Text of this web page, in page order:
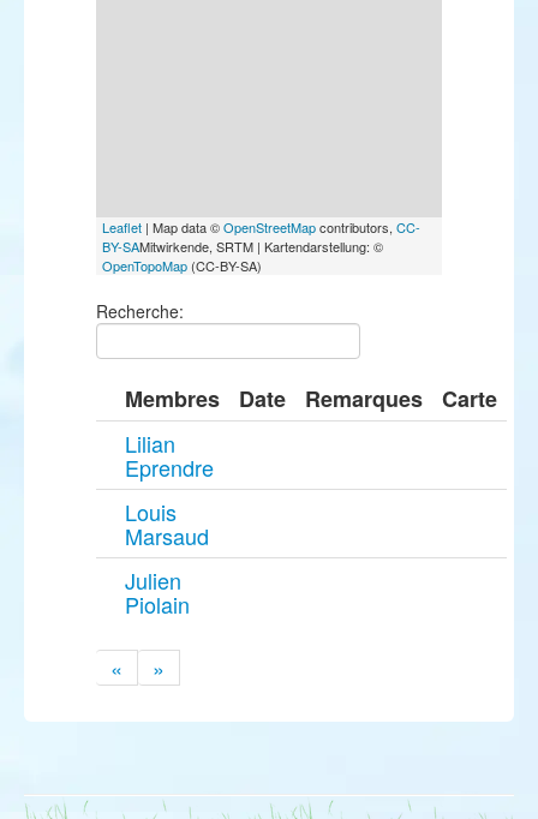
Leaflet | Map data ©OpenStreetMapcontributors, CC-
BY-SAMitwirkende, SRTM | Kartendarstellung: ©
OpenTopoMap (CC-BY-SA)
Recherche:
Membres Date Remarques
Carte
Lilian
Eprendre
Louis
Marsaud
Julien
Piolain
« »